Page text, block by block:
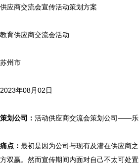
供应商交流会宣传活动策划方案
教育供应商交流会活动
苏州市
2023年08月02日
划公司： 活动供应商交流会策划公司——乐
点： 最初是因为公司与现有及潜在供应商
双赢。然而宣传期间内面对自己不太可处